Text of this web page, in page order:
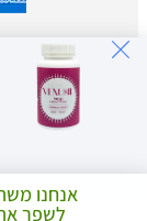
© כל
לשפר